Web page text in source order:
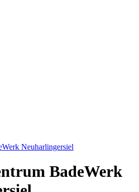
BadeWerk